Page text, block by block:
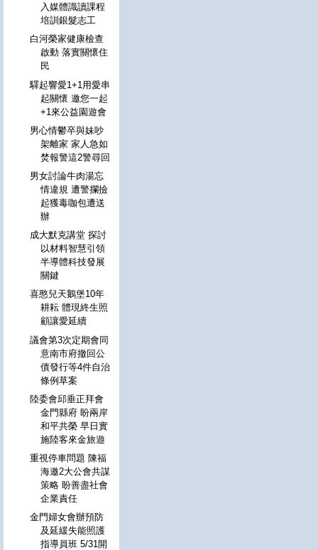
入媒體識讀課程
培訓銀髮志工
白河榮家健康檢查
啟動 落實關懷住
民
驛起響愛1+1用愛串
起關懷 邀您一起
+1來公益園遊會
男心情鬱卒與妹吵
架離家 家人急如
焚報警這2警尋回
男女討論牛肉湯忘
情違規 遭警攔撿
起獲毒咖包遭送
辦
成大默克講堂 探討
以材料智慧引領
半導體科技發展
關鍵
喜憨兒天鵝堡10年
耕耘 體現終生照
顧讓愛延續
議會第3次定期會同
意南市府撤回公
債發行等4件自治
條例草案
陸委會邱垂正拜會
金門縣府 盼兩岸
和平共榮 早日實
施陸客來金旅遊
重視停車問題 陳福
海邀2大公會共謀
策略 盼善盡社會
企業責任
金門婦女會辦預防
及延緩失能照護
指導員班 5/31開